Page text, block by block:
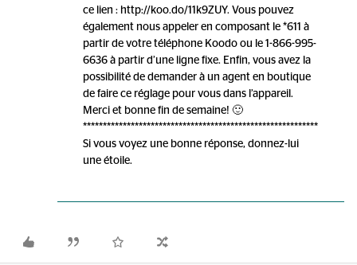
ce lien : http://koo.do/11k9ZUY. Vous pouvez
également nous appeler en composant le *611 à
partir de votre téléphone Koodo ou le 1-866-995-
6636 à partir d’une ligne fixe. Enfin, vous avez la
possibilité de demander à un agent en boutique
de faire ce réglage pour vous dans l’appareil.
Merci et bonne fin de semaine! 🙂
***********************************************************
Si vous voyez une bonne réponse, donnez-lui
une étoile.